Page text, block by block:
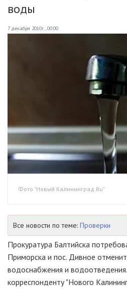
воды
7 декабря 2010г., 00:00
Фото "Новый Калининград.Ru"
Все новости по теме: Проверки
Прокуратура Балтийска
Приморска и пос. Дивное
водоснабжения и
корреспонденту "Нового